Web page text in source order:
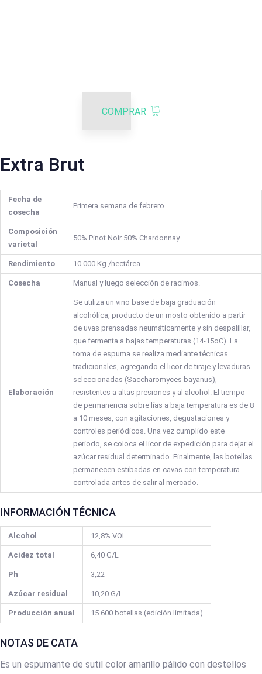
COMPRAR
Extra Brut
Fecha de
cosecha
Primera semana de febrero
Composición
varietal
50% Pinot Noir 50% Chardonnay
Rendimiento 10.000 Kg./hectárea
Cosecha Manual y luego selección de racimos.
Elaboración
Se utiliza un vino base de baja graduación
alcohólica, producto de un mosto obtenido a partir
de uvas prensadas neumáticamente y sin despalillar,
que fermenta a bajas temperaturas (14-15oC). La
toma de espuma se realiza mediante técnicas
tradicionales, agregando el licor de tiraje y levaduras
seleccionadas (Saccharomyces bayanus),
resistentes a altas presiones y al alcohol. El tiempo
de permanencia sobre lías a baja temperatura es de 8
a 10 meses, con agitaciones, degustaciones y
controles periódicos. Una vez cumplido este
período, se coloca el licor de expedición para dejar el
azúcar residual determinado. Finalmente, las botellas
permanecen estibadas en cavas con temperatura
controlada antes de salir al mercado.
INFORMACIÓN TÉCNICA
Alcohol 12,8% VOL
Acidez total 6,40 G/L
Ph 3,22
Azúcar residual 10,20 G/L
Producción anual 15.600 botellas (edición limitada)
NOTAS DE CATA
Es un espumante de sutil color amarillo pálido con destellos